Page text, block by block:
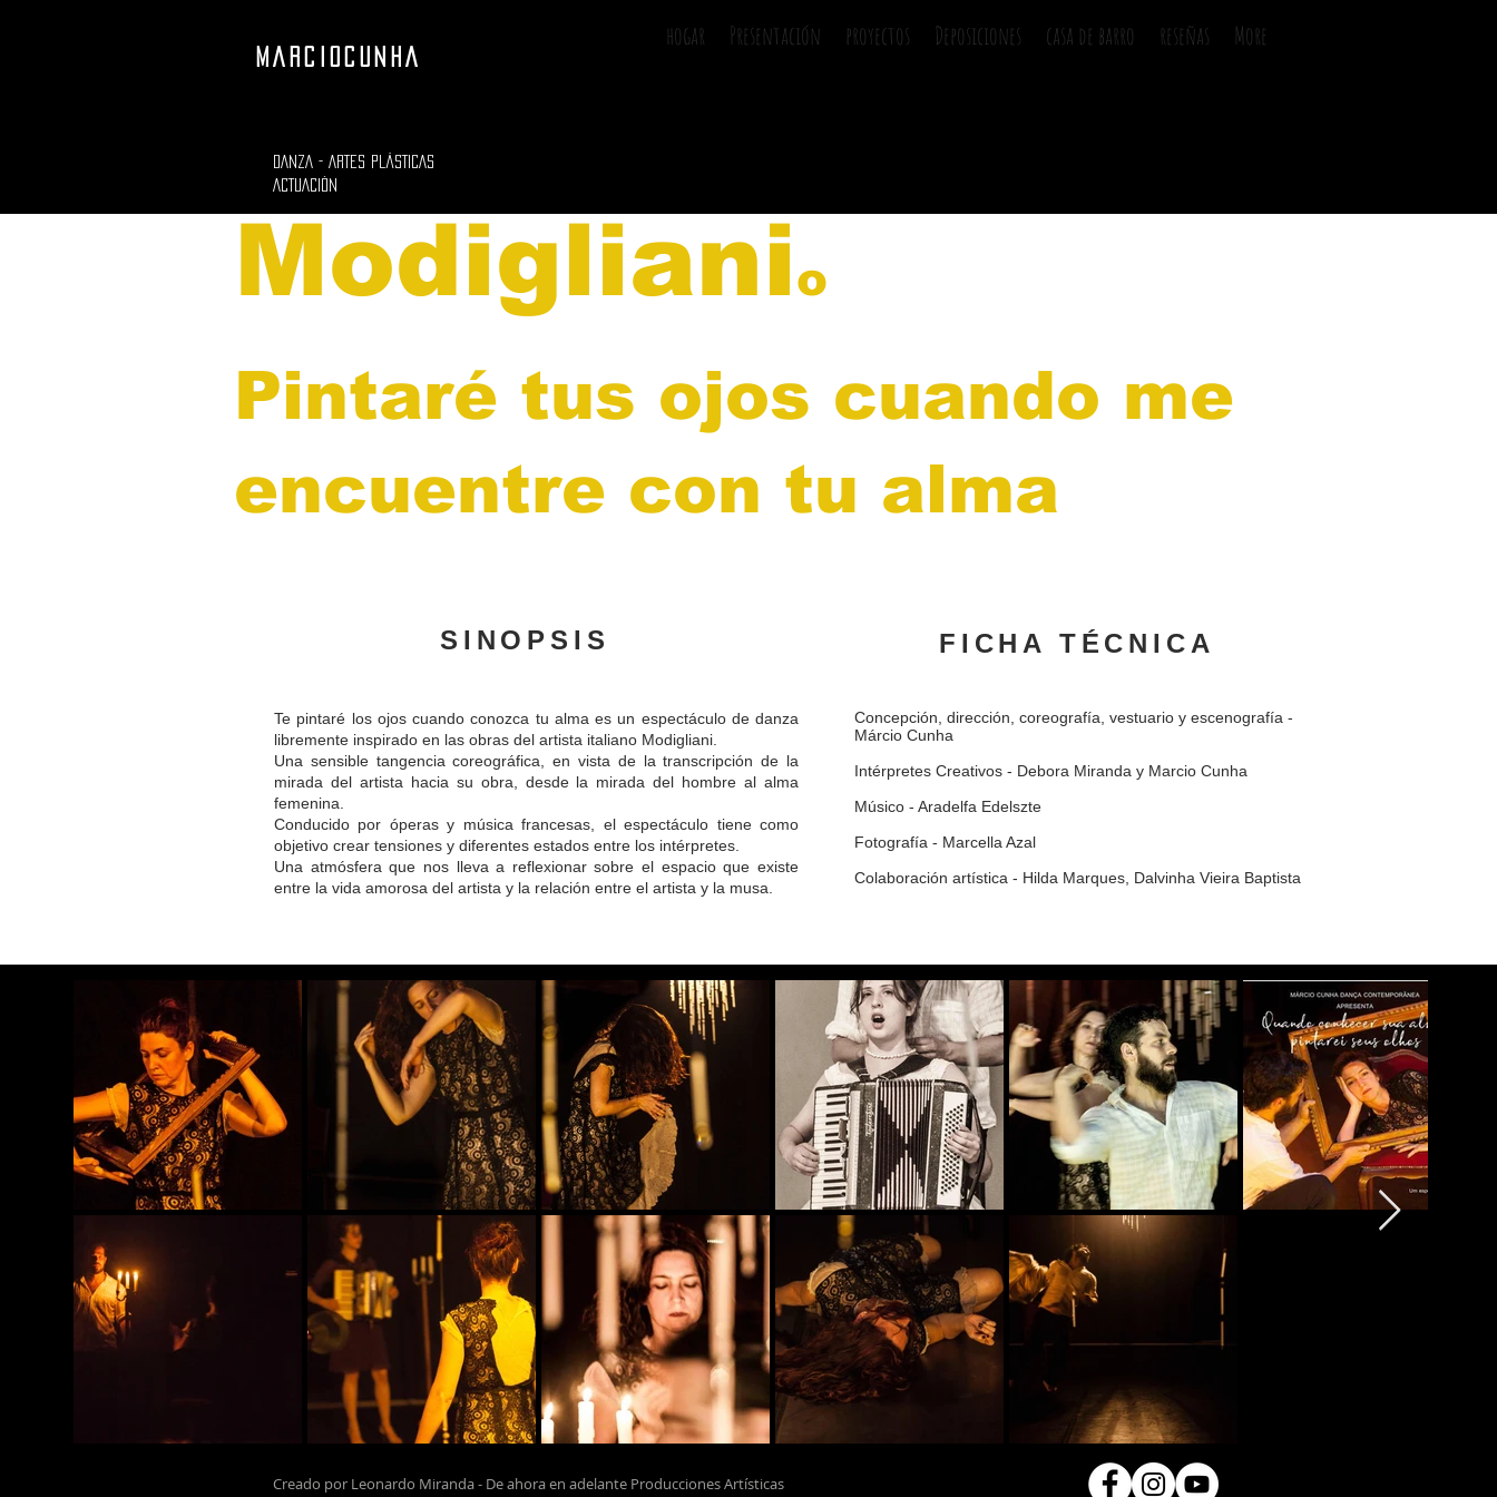
hogar Presentación proyectos Deposiciones casa de barro reseñas More
MARCIOCUNHA
DANZA - ARTES PLÁSTICAS
ACTUACIÓN
Modiglianio
Pintaré tus ojos cuando me
encuentre con tu alma
SINOPSIS
Te pintaré los ojos cuando conozca tu alma es un espectáculo de danza
libremente inspirado en las obras del artista italiano Modigliani.
Una sensible tangencia coreográfica, en vista de la transcripción de la
mirada del artista hacia su obra, desde la mirada del hombre al alma
femenina.
Conducido por óperas y música francesas, el espectáculo tiene como
objetivo crear tensiones y diferentes estados entre los intérpretes.
Una atmósfera que nos lleva a reflexionar sobre el espacio que existe
entre la vida amorosa del artista y la relación entre el artista y la musa.
FICHA TÉCNICA
Concepción, dirección, coreografía, vestuario y escenografía -
Márcio Cunha
Intérpretes Creativos - Debora Miranda y Marcio Cunha
Músico - Aradelfa Edelszte
Fotografía - Marcella Azal
Colaboración artística - Hilda Marques, Dalvinha Vieira Baptista
Creado por Leonardo Miranda - De ahora en adelante Producciones Artísticas